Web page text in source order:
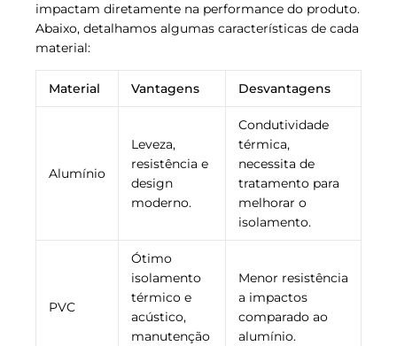
impactam diretamente na performance do produto.
Abaixo, detalhamos algumas características de cada
material:
Material Vantagens Desvantagens
Alumínio
Leveza,
resistência e
design
moderno.
Condutividade
térmica,
necessita de
tratamento para
melhorar o
isolamento.
PVC
Ótimo
isolamento
térmico e
acústico,
manutenção
Menor resistência
a impactos
comparado ao
alumínio.